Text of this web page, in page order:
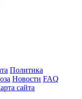
Политика
Новости FAQ
сайта